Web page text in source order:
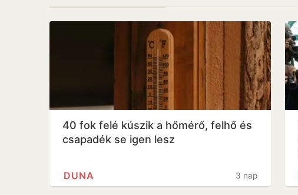
40 fok felé kúszik a hőmérő, felhő és
csapadék se igen lesz
3 nap
DUNA